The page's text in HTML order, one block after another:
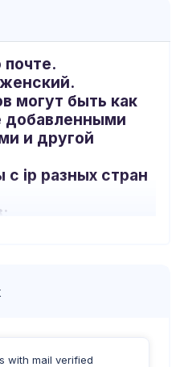
могут быть как
добавленными
и другой
с ip разных стран
with mail verified